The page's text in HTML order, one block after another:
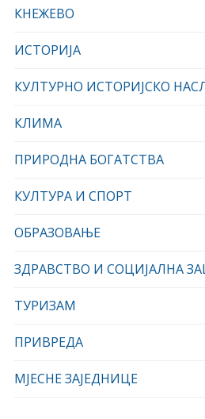
КНЕЖЕВО
ИСТОРИЈА
КУЛТУРНО ИСТОРИЈСКО
КЛИМА
ПРИРОДНА БОГАТСТВА
КУЛТУРА И СПОРТ
ОБРАЗОВАЊЕ
ЗДРАВСТВО И СОЦИЈАЛНА
ТУРИЗАМ
ПРИВРЕДА
МЈЕСНЕ ЗАЈЕДНИЦЕ